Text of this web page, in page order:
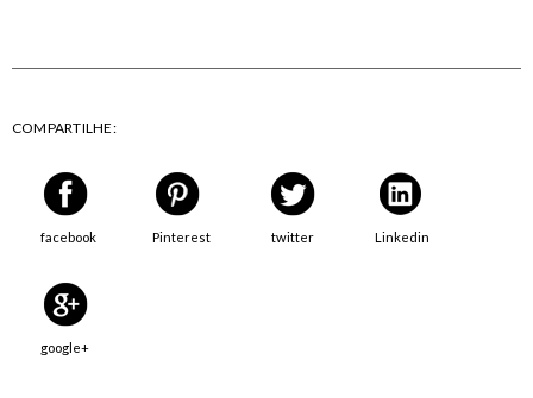
COMPARTILHE:
facebook Pinterest twitter Linkedin
google+